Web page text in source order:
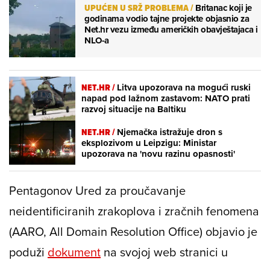
UPUĆEN U SRŽ PROBLEMA/Britanac koji je
godinama vodio tajne projekte objasnio za
Net.hr vezu između američkih obavještajaca i
NLO-a
NET.HR /Litva upozorava na mogući ruski
napad pod lažnom zastavom: NATO prati
razvoj situacije na Baltiku
NET.HR /Njemačka istražuje dron s
eksplozivom u Leipzigu: Ministar
upozorava na 'novu razinu opasnosti'
Pentagonov Ured za proučavanje
neidentificiranih zrakoplova i zračnih fenomena
(AARO, All Domain Resolution Office) objavio je
poduži dokument na svojoj web stranici u